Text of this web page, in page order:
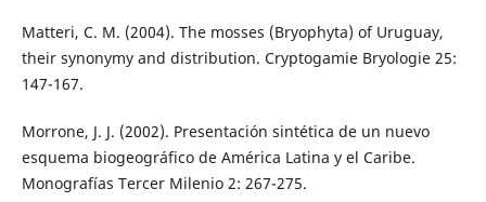
Matteri, C. M. (2004). The mosses (Bryophyta) of Uruguay,
their synonymy and distribution. Cryptogamie Bryologie 25:
147-167.
Morrone, J. J. (2002). Presentación sintética de un nuevo
esquema biogeográfico de América Latina y el Caribe.
Monografías Tercer Milenio 2: 267-275.